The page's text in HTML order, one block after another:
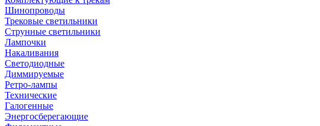
Шинопроводы
Трековые светильники
Струнные светильники
Лампочки
Накаливания
Светодиодные
Диммируемые
Ретро-лампы
Технические
Галогенные
Энергосберегающие